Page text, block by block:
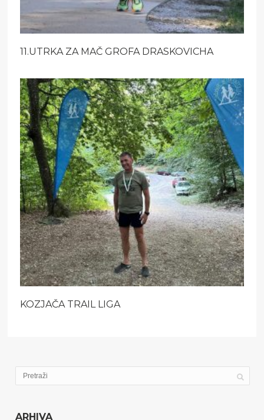
11.UTRKA ZA MAČ GROFA DRASKOVICHA
KOZJAČA TRAIL LIGA
ARHIVA